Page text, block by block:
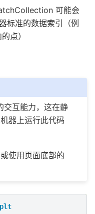
可能会
标准的数据索引（例
点）
互能力，这在静
器上运行此代码
使用页面底部的
plt